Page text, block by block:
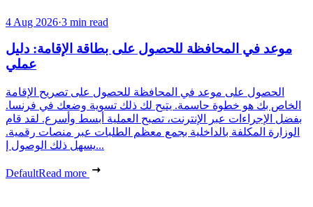
4 Aug 2026·3 min read
موعد في المحافظة للحصول على بطاقة الإقامة: دليل
عملي
الحصول على موعد في المحافظة للحصول على تصريح الإقامة
الخاص بك هو خطوة حاسمة. يتيح لك ذلك تسوية وضعك في فرنسا.
بفضل الإجراءات عبر الإنترنت، تصبح العملية أبسط وأسرع. لقد قام
الوزارة المكلفة بالداخلية بجمع معظم الطلبات عبر منصات رقمية.
يسهل ذلك الوصول إ...
DefaultRead more